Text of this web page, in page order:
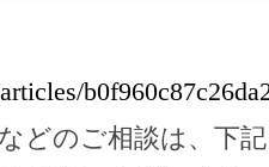
どのご相談は、下記